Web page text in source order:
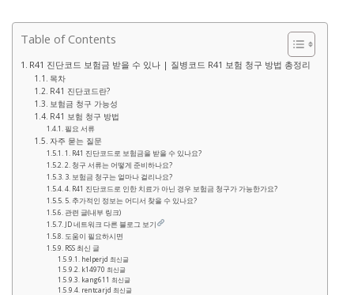
Table of Contents
R41 진단코드 보험금 받을 수 있나 | 질병코드 R41 보험 청구 방법 총정리
목차
R41 진단코드란?
보험금 청구 가능성
R41 보험 청구 방법
필요 서류
자주 묻는 질문
1. R41 진단코드로 보험금을 받을 수 있나요?
2. 청구 서류는 어떻게 준비하나요?
3. 보험금 청구는 얼마나 걸리나요?
4. R41 진단코드로 인한 치료가 아닌 경우 보험금 청구가 가능한가요?
5. 추가적인 정보는 어디서 찾을 수 있나요?
관련 글(내부 링크)
JD 네트워크 다른 블로그 보기
도움이 필요하시면
RSS 최신 글
helperjd 최신글
k14970 최신글
kang611 최신글
rentcarjd 최신글